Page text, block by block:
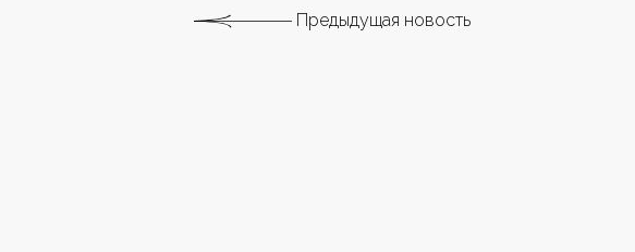
Предыдущая новость